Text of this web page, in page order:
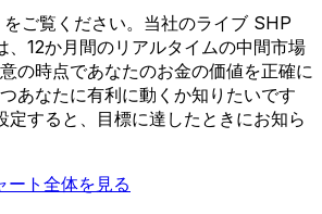
ご覧ください。当社のライブ SHP
、12か月間のリアルタイムの中間市場
の時点であなたのお金の価値を正確に
あなたに有利に動くか知りたいです
定すると、目標に達したときにお知ら
ート全体を見る